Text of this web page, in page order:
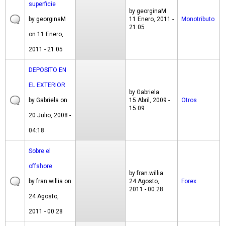
superficie
by georginaM
on 11 Enero,
2011 - 21:05
by georginaM
11 Enero, 2011 -
21:05
Monotributo
DEPOSITO EN
EL EXTERIOR
by Gabriela on
20 Julio, 2008 -
04:18
by Gabriela
15 Abril, 2009 -
15:09
Otros
Sobre el
offshore
byfran.willia on
24 Agosto,
2011 - 00:28
byfran.willia
24 Agosto,
2011 - 00:28
Forex